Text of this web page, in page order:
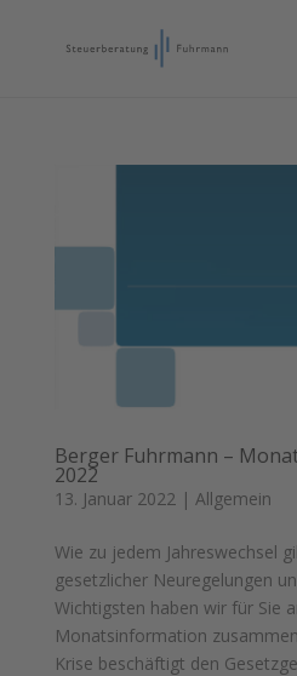
Berger Fuhrmann –
2022
13. Januar 2022 | Allgemein
Wie zu jedem Jahreswechsel
gesetzlicher Neuregelungen
Wichtigsten haben wir für Sie
Monatsinformation
Krise beschäftigt den